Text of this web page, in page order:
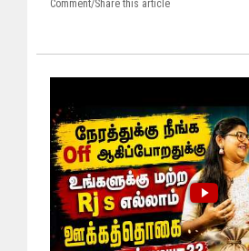
Comment/Share this article